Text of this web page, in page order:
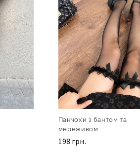
Панчохи з бантом та
мереживом
198 грн.